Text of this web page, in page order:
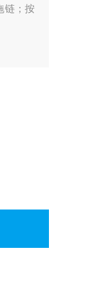
链；按